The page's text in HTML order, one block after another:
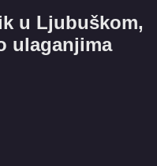
u Ljubuškom,
ulaganjima